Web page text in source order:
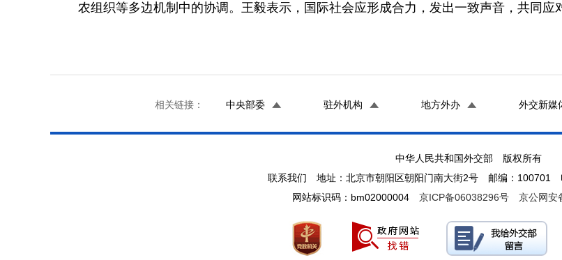
农组织等多边机制中的协调。王毅表示，国际社会应形成合力，发出一致声音，共同应
相关链接： 中央部委 驻外机构 地方外办 外交新媒
中华人民共和国外交部 版权所有
联系我们 地址：北京市朝阳区朝阳门南大街2号 邮编：100701
网站标识码：bm02000004 京ICP备06038296号 京公网安